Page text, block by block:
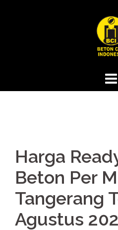
Harga
Beton Per
Tangerang
Agustus